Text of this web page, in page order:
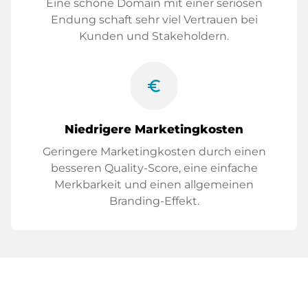
Eine schöne Domain mit einer seriösen
Endung schaft sehr viel Vertrauen bei
Kunden und Stakeholdern.
euro_symbol
Niedrigere Marketingkosten
Geringere Marketingkosten durch einen
besseren Quality-Score, eine einfache
Merkbarkeit und einen allgemeinen
Branding-Effekt.